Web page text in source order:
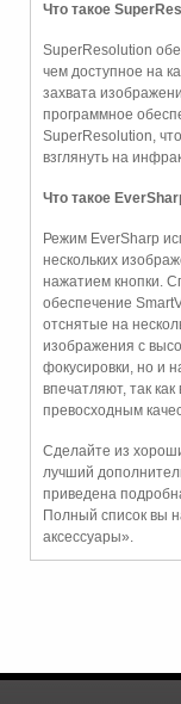
Что такое
SuperResolution
чем доступное на
захвата
программное
SuperResolution,
взглянуть на
Что такое
Режим EverSharp
нескольких
нажатием кнопки.
обеспечение
отснятые на
изображения с
фокусировки, но и
впечатляют, так
превосходным
Сделайте из
лучший
приведена
Полный список вы
аксессуары».